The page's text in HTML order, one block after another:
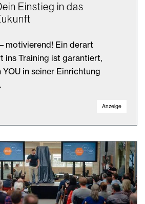
Einstieg in das
motivierend! Ein derart
ins Training ist garantiert,
in seiner Einrichtung
Anzeige